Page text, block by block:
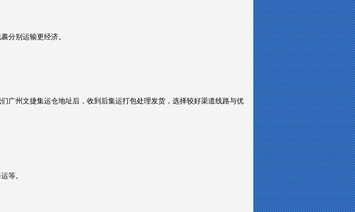
分别运输更经济。
广州文捷集运仓地址后，收到后集运打包处理发货，选择较好渠道线路与优
等。